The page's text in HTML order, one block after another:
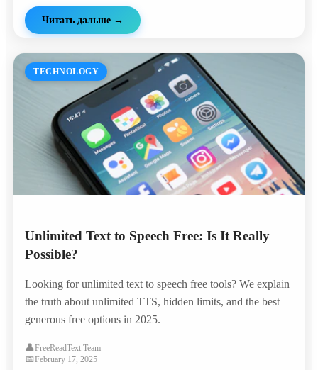
Читать дальше →
TECHNOLOGY
Unlimited Text to Speech Free: Is It Really
Possible?
Looking for unlimited text to speech free tools? We explain
the truth about unlimited TTS, hidden limits, and the best
generous free options in 2025.
👤FreeReadText Team
📅February 17, 2025